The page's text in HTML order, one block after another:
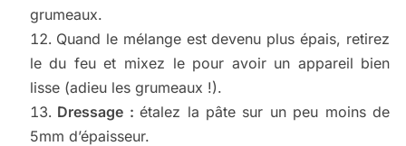
grumeaux.
Quand le mélange est devenu plus épais, retirez
le du feu et mixez le pour avoir un appareil bien
lisse (adieu les grumeaux !).
Dressage :étalez la pâte sur un peu moins de
5mm d’épaisseur.